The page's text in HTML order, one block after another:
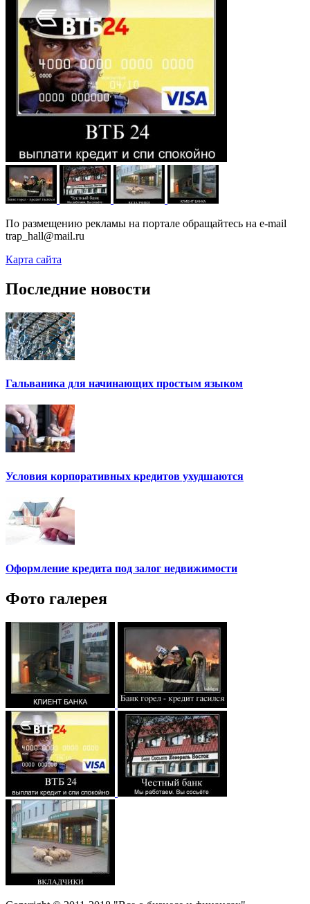
По размещению рекламы на портале обращайтесь на e-mail
trap_hall@mail.ru
Карта сайта
Последние новости
Гальваника для начинающих простым языком
Условия корпоративных кредитов ухудшаются
Оформление кредита под залог недвижимости
Фото галерея